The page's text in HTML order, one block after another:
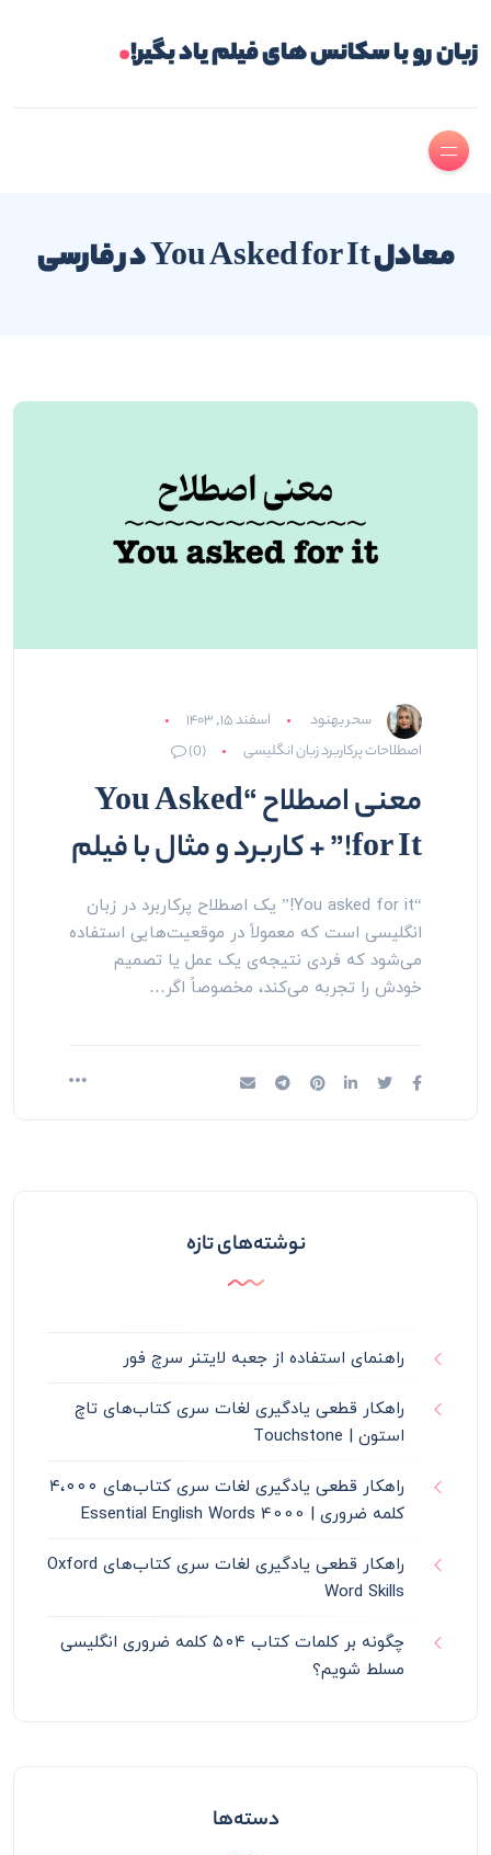
زبان رو با سکانس های فیلم یاد بگیر!.
معادل You Asked for It در فارسی
سحر بهنود
اسفند ۱۵, ۱۴۰۳
اصطلاحات پرکاربرد زبان انگلیسی
(0)
معنی اصطلاح “You Asked
for It!” + کاربرد و مثال با فیلم
“You asked for it!” یک اصطلاح پرکاربرد در زبان
انگلیسی است که معمولاً در موقعیت‌هایی استفاده
می‌شود که فردی نتیجه‌ی یک عمل یا تصمیم
خودش را تجربه می‌کند، مخصوصاً اگر…
نوشته‌های تازه
راهنمای استفاده از جعبه لایتنر سرچ فور
راهکار قطعی یادگیری لغات سری کتاب‌های تاچ
استون | Touchstone
راهکار قطعی یادگیری لغات سری کتاب‌های ۴،۰۰۰
کلمه ضروری | 4000 Essential English Words
راهکار قطعی یادگیری لغات سری کتاب‌های Oxford
Word Skills
چگونه بر کلمات کتاب ۵۰۴ کلمه ضروری انگلیسی
مسلط شویم؟
دسته‌ها